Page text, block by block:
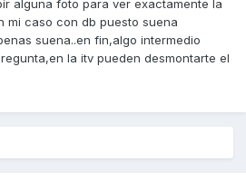
alguna foto para ver exactamente la
mi caso con db puesto suena
suena..en fin,algo intermedio
la itv pueden desmontarte el